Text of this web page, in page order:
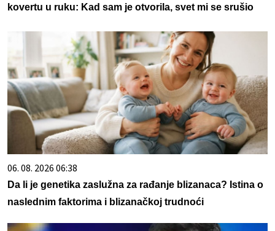
kovertu u ruku: Kad sam je otvorila, svet mi se srušio
06. 08. 2026 06:38
Da li je genetika zaslužna za rađanje blizanaca? Istina o
naslednim faktorima i blizanačkoj trudnoći